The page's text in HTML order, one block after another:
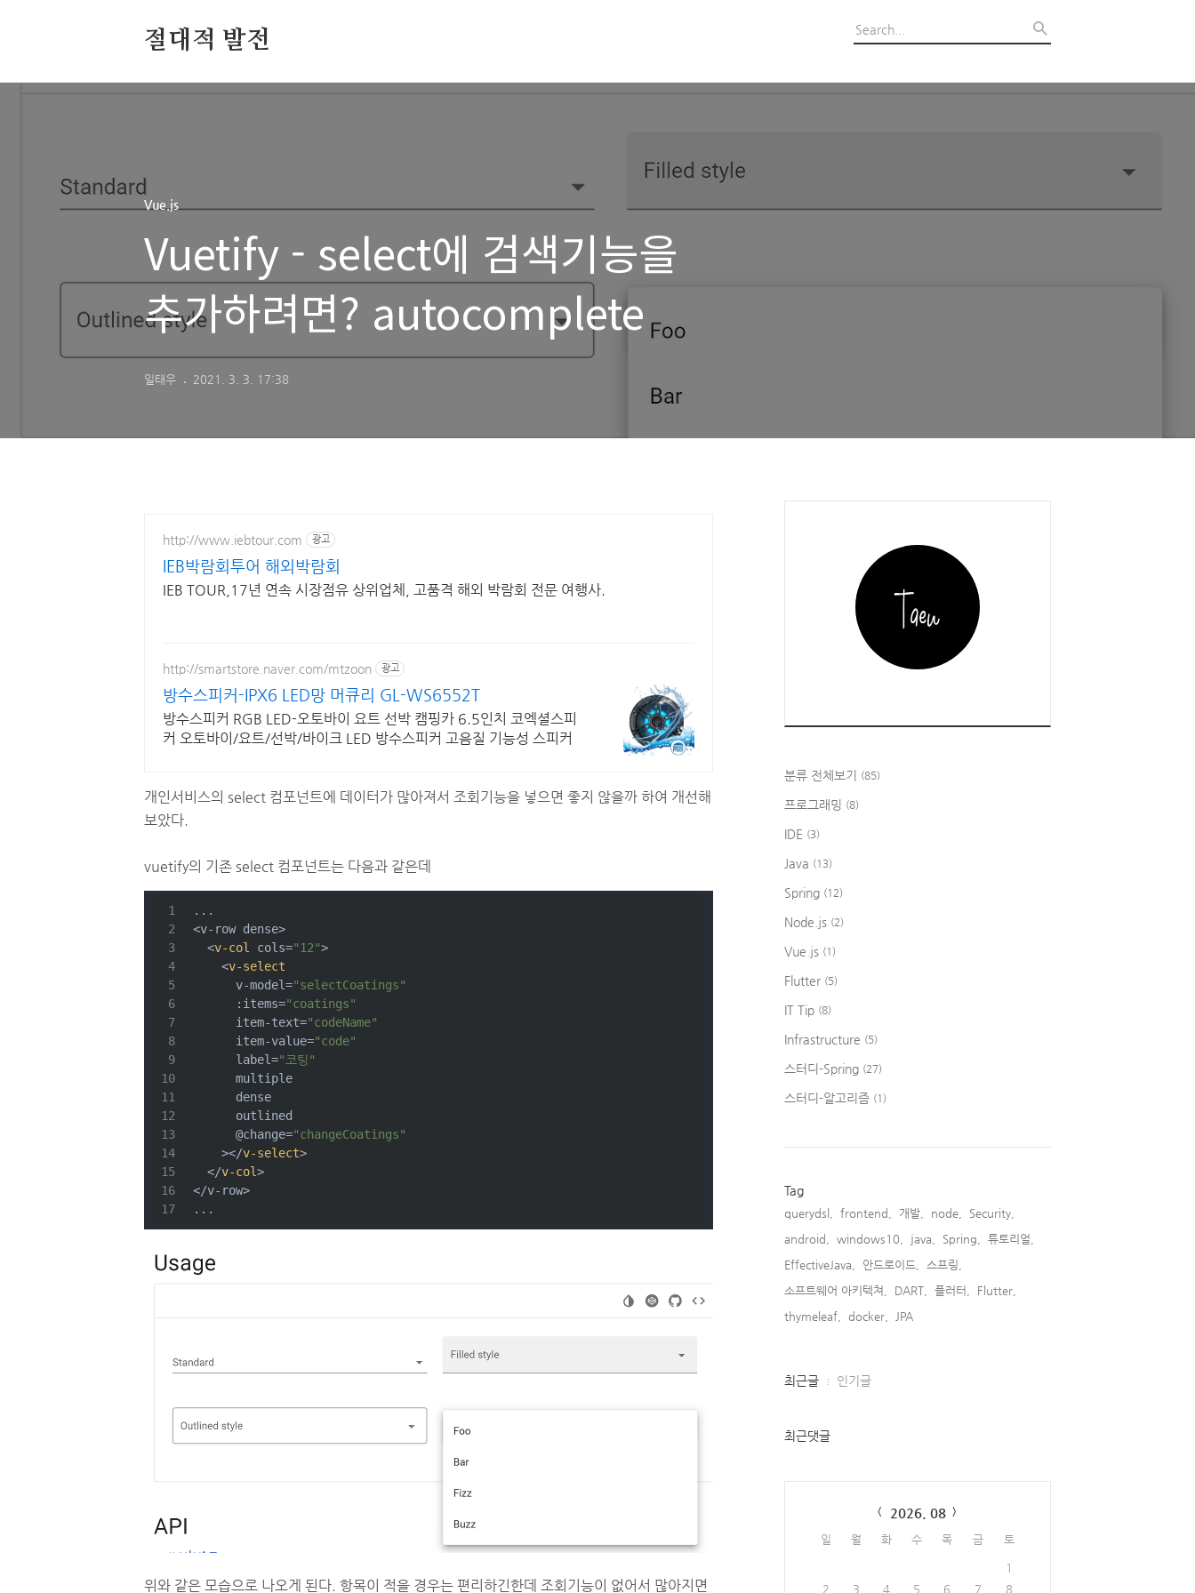
절대적 발전
Vue.js
Vuetify - select에 검색기능을
추가하려면? autocomplete
일태우 2021. 3. 3. 17:38
http://www.iebtour.com 광고
IEB박람회투어 해외박람회
IEB TOUR,17년 연속 시장점유 상위업체, 고품격 해외 박람회 전문 여행사.
http://smartstore.naver.com/mtzoon 광고
방수스피커-IPX6 LED망 머큐리 GL-WS6552T
방수스피커 RGB LED-오토바이 요트 선박 캠핑카 6.5인치 코엑셜스피
커 오토바이/요트/선박/바이크 LED 방수스피커 고음질 기능성 스피커
개인서비스의 select 컴포넌트에 데이터가 많아져서 조회기능을 넣으면 좋지 않을까 하여 개선해
보았다.
vuetify의 기존 select 컴포넌트는 다음과 같은데
...
<v-row dense>
<v-col cols="12">
<v-select
v-model="selectCoatings"
:items="coatings"
item-text="codeName"
item-value="code"
label="코팅"
multiple
dense
outlined
      @
change="changeCoatings"
    >
</v-select>
</v-col>
</v-row>
...
위와 같은 모습으로 나오게 된다. 항목이 적을 경우는 편리하긴한데 조회기능이 없어서 많아지면
분류 전체보기 (85)
프로그래밍 (8)
IDE (3)
Java (13)
Spring (12)
Node.js (2)
Vue.js (1)
Flutter (5)
IT Tip (8)
Infrastructure (5)
스터디-Spring (27)
스터디-알고리즘 (1)
Tag
querydsl, frontend, 개발, node,
Security,
android,
windows10, java, Spring,
튜토리얼,
EffectiveJava,
안드로이드,
스프링,
소프트웨어 아키텍쳐,
DART, 플러터,
Flutter,
thymeleaf,
docker, JPA,
최
인
최근글 인기글
최근댓글
2026. 08
일 월 화 수 목 금 토
1
2
3 4 5 6 7
8